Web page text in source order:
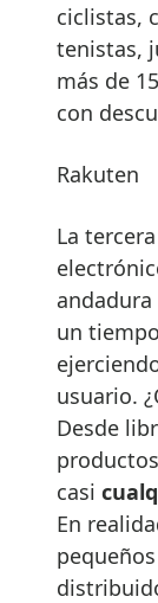
ciclistas,
tenistas,
más de
con
Rakuten
La
andadura
un
usuario.
Desde
casi
En